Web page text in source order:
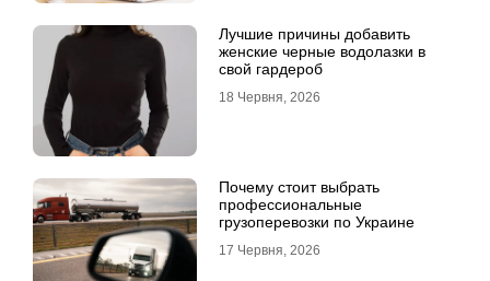
Лучшие причины добавить
женские черные водолазки в
свой гардероб
18 Червня, 2026
Почему стоит выбрать
профессиональные
грузоперевозки по Украине
17 Червня, 2026